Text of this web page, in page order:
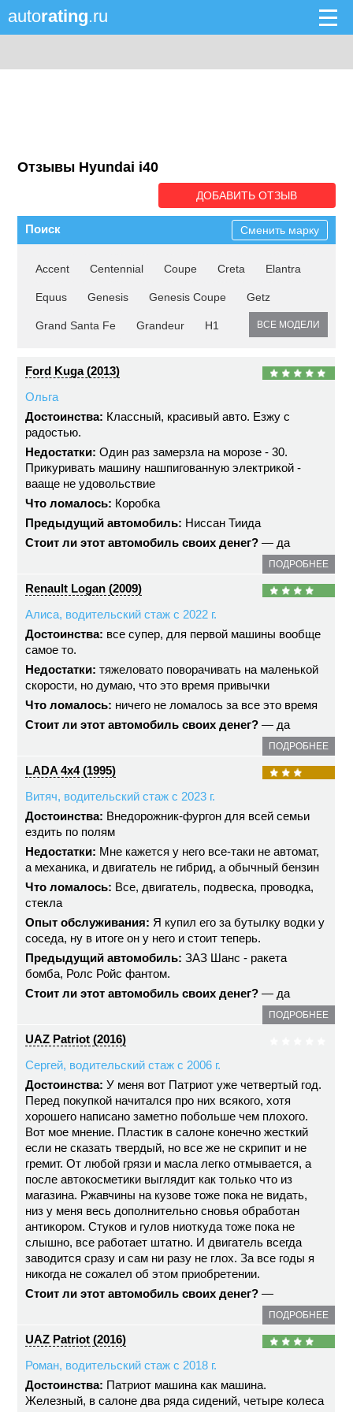
autorating.ru
Отзывы Hyundai i40
ДОБАВИТЬ ОТЗЫВ
Поиск Сменить марку
Accent Centennial Coupe Creta Elantra
Equus Genesis Genesis Coupe Getz
Grand Santa Fe Grandeur H1 ВСЕ МОДЕЛИ
Ford Kuga (2013)
Ольга
Достоинства: Классный, красивый авто. Езжу с
радостью.
Недостатки: Один раз замерзла на морозе - 30.
Прикуривать машину нашпигованную электрикой -
вааще не удовольствие
Что ломалось: Коробка
Предыдущий автомобиль: Ниссан Тиида
Стоит ли этот автомобиль своих денег? — да
ПОДРОБНЕЕ
Renault Logan (2009)
Алиса, водительский стаж с 2022 г.
Достоинства: все супер, для первой машины вообще
самое то.
Недостатки: тяжеловато поворачивать на маленькой
скорости, но думаю, что это время привычки
Что ломалось: ничего не ломалось за все это время
Стоит ли этот автомобиль своих денег? — да
ПОДРОБНЕЕ
LADA 4x4 (1995)
Витяч, водительский стаж с 2023 г.
Достоинства: Внедорожник-фургон для всей семьи
ездить по полям
Недостатки: Мне кажется у него все-таки не автомат,
а механика, и двигатель не гибрид, а обычный бензин
Что ломалось: Все, двигатель, подвеска, проводка,
стекла
Опыт обслуживания: Я купил его за бутылку водки у
соседа, ну в итоге он у него и стоит теперь.
Предыдущий автомобиль: ЗАЗ Шанс - ракета
бомба, Ролс Ройс фантом.
Стоит ли этот автомобиль своих денег? — да
ПОДРОБНЕЕ
UAZ Patriot (2016)
Сергей, водительский стаж с 2006 г.
Достоинства: У меня вот Патриот уже четвертый год.
Перед покупкой начитался про них всякого, хотя
хорошего написано заметно побольше чем плохого.
Вот мое мнение. Пластик в салоне конечно жесткий
если не сказать твердый, но все же не скрипит и не
гремит. От любой грязи и масла легко отмывается, а
после автокосметики выглядит как только что из
магазина. Ржавчины на кузове тоже пока не видать,
низ у меня весь дополнительно сновья обработан
антикором. Стуков и гулов ниоткуда тоже пока не
слышно, все работает штатно. И двигатель всегда
заводится сразу и сам ни разу не глох. За все годы я
никогда не сожалел об этом приобретении.
Стоит ли этот автомобиль своих денег? —
ПОДРОБНЕЕ
UAZ Patriot (2016)
Роман, водительский стаж с 2018 г.
Достоинства: Патриот машина как машина.
Железный, в салоне два ряда сидений, четыре колеса